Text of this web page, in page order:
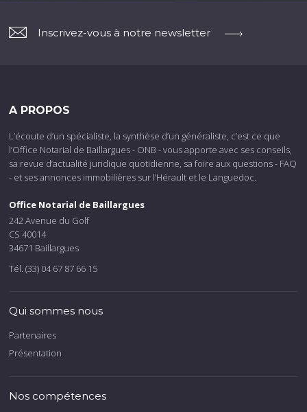
Inscrivez-vous à notre newsletter
A PROPOS
L’écoute d’un spécialiste, la synthèse d’un généraliste, c’est ce que
l’Office Notarial de Baillargues - ONB - vous apporte avec ses conseils,
sa revue d’actualité juridique quotidienne, sa foire aux questions - FAQ
- et ses annonces immobilières sur l’Hérault et le Languedoc.
Office Notarial de Baillargues
242 Avenue du Golf
CS 40014
34671 Baillargues
Tél. (33) 04 67 87 66 15
Qui sommes nous
Partenaires
Présentation
Nos compétences